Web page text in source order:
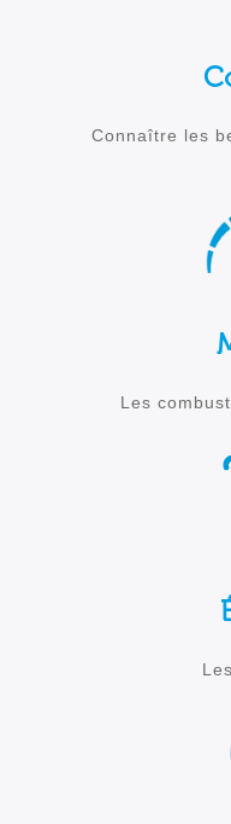
Connaître les
Les